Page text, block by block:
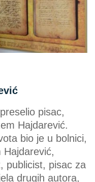
pisac,
Hajdarević.
bio je u bolnici,
Hajdarević,
publicist, pisac za
drugih autora,